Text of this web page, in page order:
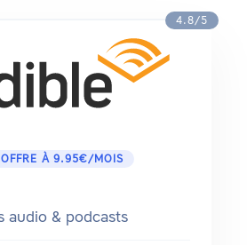
4.8/5
À 9.95€/MOIS
audio & podcasts